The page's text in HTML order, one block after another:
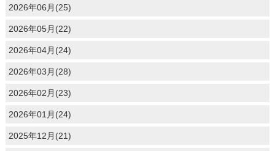
2026年06月(25)
2026年05月(22)
2026年04月(24)
2026年03月(28)
2026年02月(23)
2026年01月(24)
2025年12月(21)